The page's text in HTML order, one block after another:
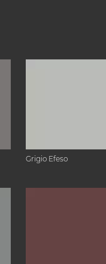
Grigio Efeso